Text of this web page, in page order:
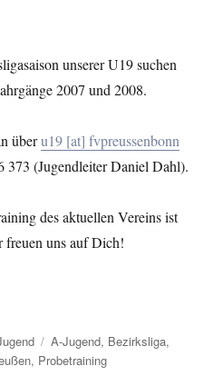
unserer U19 suchen
2007 und 2008.
überu19 [at] fvpreussenbonn
373 (Jugendleiter Daniel Dahl).
des aktuellen Vereins ist
uns auf Dich!
Schlagwörter
A-Jugend, Bezirksliga,
, Probetraining